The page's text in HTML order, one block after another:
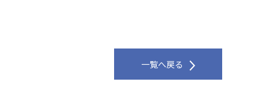
一覧へ戻る